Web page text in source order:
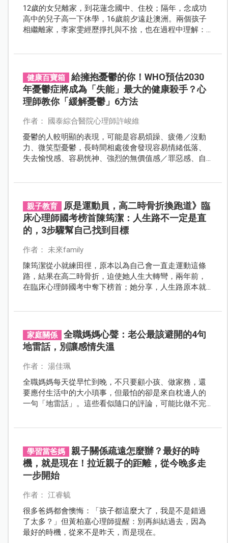
12歲的女兒離家，到花蓮念國中、住校；隔年，念成功
高中的兒子高一下休學，16歲前夕遠赴澳洲。兩個孩子
相繼離家，李家雯經歷掙扎與不捨，也在過程中理解：
健康百寶箱
給擁抱憂鬱的你！WHO預估2030
年憂鬱症將成為「失能」最大的健康殺手？心
理師教你「緩解憂鬱」6方法
作者： 國泰綜合醫院心理師許峻維
憂鬱的人較明顯的表現，可能是容易煩躁、疲倦／沒動
力、微笑型憂鬱，長時間相處後會發現容易情緒低落、
失去愉悅感、容易恍神、強烈的無價值感／罪惡感、自
親子教育
原是運動員，高二時骨折換跑道》臨
床心理師國考榜首陳筠潔：人生路不一定是直
的，3步驟幫自己找到目標
作者： 未來family
陳筠潔從小就練田徑，原本以為自己會一直走運動這條
路，結果在高二時骨折，迫使她人生大轉彎，兩年前，
在臨床心理師國考中奪下榜首；她分享，人生路原本就
家庭關係
全職媽媽心聲：老公最該避開的4句
地雷話，別讓感情失溫
作者： 湯佳珮
全職媽媽每天從早忙到晚，不只要顧小孩、做家務，還
要應付生活中的大小瑣事，但最怕的卻是來自枕邊人的
一句「地雷話」。這些看似隨口的評論，可能比做不完
學習當爸媽
親子關係疏遠怎麼辦？最好的時
機，就是現在！拉近親子的距離，從今晚多走
一步開始
作者： 江睿毓
很多爸媽都會懊悔：「孩子都這麼大了，我是不是錯過
了太多？」但黃柏嘉心理師提醒：別再糾結過去，因為
最好的時機，從來不是昨天，而是現在。